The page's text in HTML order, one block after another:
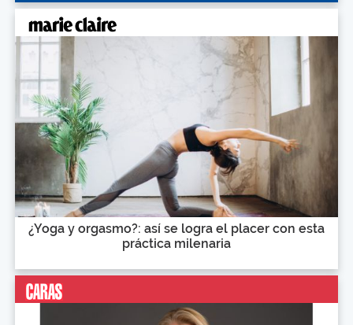
¿Yoga y orgasmo?: así se logra el placer con esta
práctica milenaria